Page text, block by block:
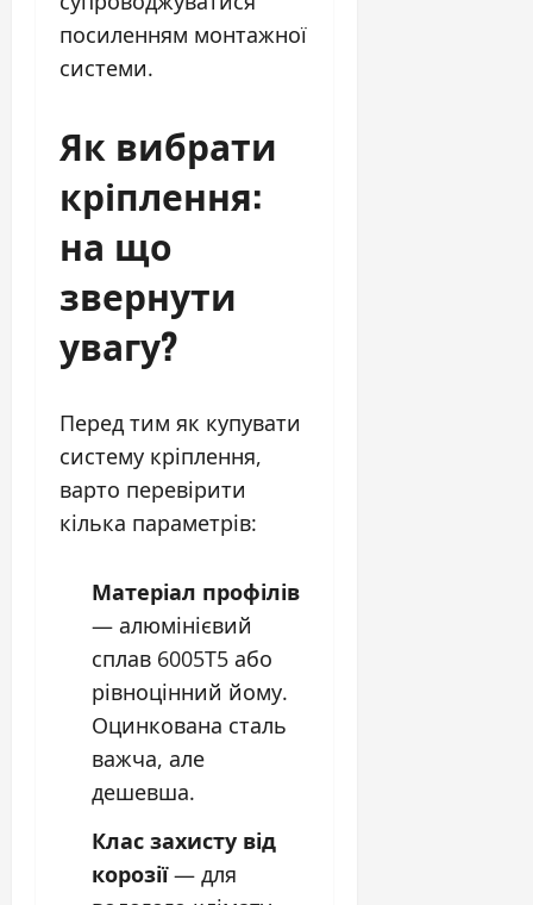
посиленням монтажної
системи.
Як вибрати
кріплення:
на що
звернути
увагу?
Перед тим як купувати
систему кріплення,
варто перевірити
кілька параметрів:
Матеріал профілів
— алюмінієвий
сплав 6005T5 або
рівноцінний йому.
Оцинкована сталь
важча, але
дешевша.
Клас захисту від
корозії— для